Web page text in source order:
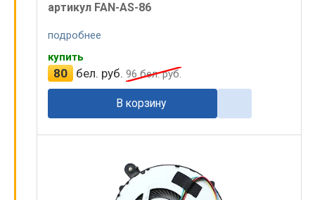
артикул FAN-AS-86
подробнее
купить
80 бел. руб. 96бел. руб.
В корзину